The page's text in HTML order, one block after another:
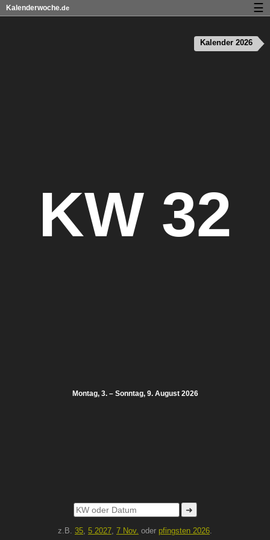
KW 32
Montag, 3. – Sonntag, 9. August 2026
➜
z.B. 35, 5 2027, 7 Nov. oder pfingsten 2026.
Kalender 2026
Kalenderwoche.de ☰